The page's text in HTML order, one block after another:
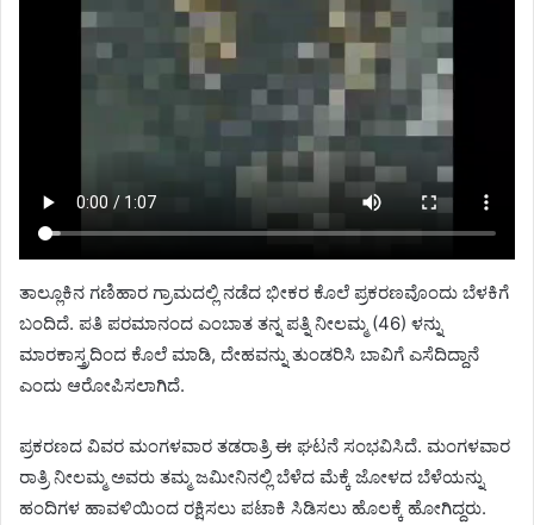
ತಾಲ್ಲೂಕಿನ ಗಣಿಹಾರ ಗ್ರಾಮದಲ್ಲಿ ನಡೆದ ಭೀಕರ ಕೊಲೆ ಪ್ರಕರಣವೊಂದು ಬೆಳಕಿಗೆ
ಬಂದಿದೆ. ಪತಿ ಪರಮಾನಂದ ಎಂಬಾತ ತನ್ನ ಪತ್ನಿ ನೀಲಮ್ಮ (46) ಳನ್ನು
ಮಾರಕಾಸ್ತ್ರದಿಂದ ಕೊಲೆ ಮಾಡಿ, ದೇಹವನ್ನು ತುಂಡರಿಸಿ ಬಾವಿಗೆ ಎಸೆದಿದ್ದಾನೆ
ಎಂದು ಆರೋಪಿಸಲಾಗಿದೆ.
ಪ್ರಕರಣದ ವಿವರ ಮಂಗಳವಾರ ತಡರಾತ್ರಿ ಈ ಘಟನೆ ಸಂಭವಿಸಿದೆ. ಮಂಗಳವಾರ
ರಾತ್ರಿ ನೀಲಮ್ಮ ಅವರು ತಮ್ಮ ಜಮೀನಿನಲ್ಲಿ ಬೆಳೆದ ಮೆಕ್ಕೆ ಜೋಳದ ಬೆಳೆಯನ್ನು
ಹಂದಿಗಳ ಹಾವಳಿಯಿಂದ ರಕ್ಷಿಸಲು ಪಟಾಕಿ ಸಿಡಿಸಲು ಹೊಲಕ್ಕೆ ಹೋಗಿದ್ದರು.